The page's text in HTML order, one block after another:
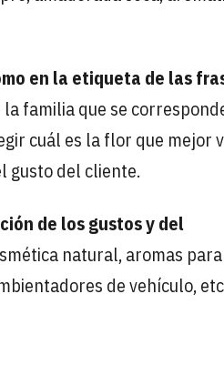
en la etiqueta de las
familia que se
cuál es la flor que mejor
gusto del cliente.
de los gustos y del
natural, aromas
de vehículo,